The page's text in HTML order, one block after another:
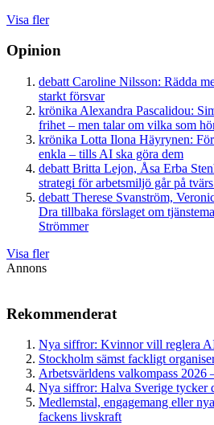
Visa fler
Opinion
debatt Caroline Nilsson: Rädda
starkt försvar
krönika Alexandra Pascalidou:
frihet – men talar om vilka som
krönika Lotta Ilona Häyrynen:
enkla – tills AI ska göra dem
debatt Britta Lejon, Åsa Erba
strategi för arbetsmiljö går på
debatt Therese Svanström,
Dra tillbaka förslaget om
Strömmer
Visa fler
Annons
Rekommenderat
Nya siffror: Kvinnor vill reglera
Stockholm sämst fackligt
Arbetsvärldens valkompass 2026
Nya siffror: Halva Sverige tycker
Medlemstal, engagemang eller
fackens livskraft